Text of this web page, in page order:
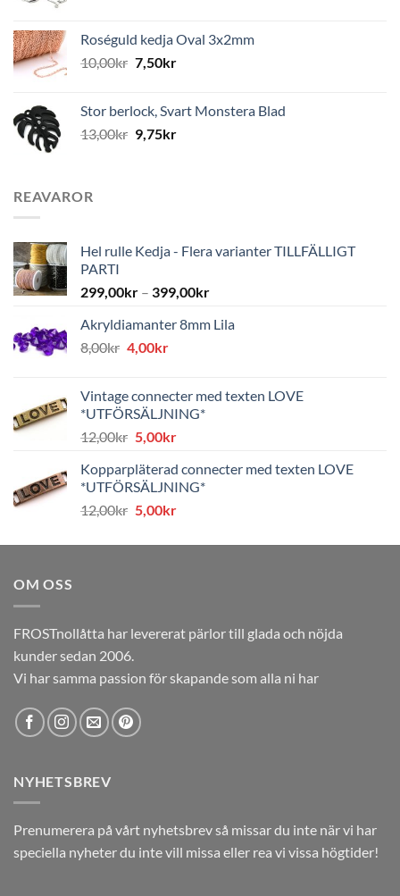
Roséguld kedja Oval 3x2mm
10,00kr 7,50kr
Stor berlock, Svart Monstera Blad
13,00kr 9,75kr
REAVAROR
Hel rulle Kedja - Flera varianter TILLFÄLLIGT
PARTI
299,00kr – 399,00kr
Akryldiamanter 8mm Lila
8,00kr Det
var:
8,00kr.
4,00krDet
är:
4,00kr.
Vintage connecter med texten LOVE
*UTFÖRSÄLJNING*
12,00kr Det
priset
var:
12,00kr.
5,00krDet
priset
är:
5,00kr.
Kopparpläterad connecter med texten LOVE
*UTFÖRSÄLJNING*
12,00kr Det
priset
5,00krDet
priset
OM OSS
FROSTnollåtta har levererat pärlor till glada och nöjda
kunder sedan 2006.
Vi har samma passion för skapande som alla ni har
NYHETSBREV
Prenumerera på vårt nyhetsbrev så missar du inte när vi har
speciella nyheter du inte vill missa eller rea vi vissa högtider!